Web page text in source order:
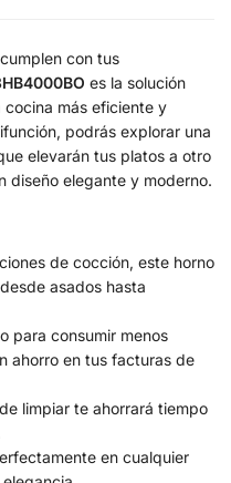
con tus
es la solución
más eficiente y
podrás explorar una
elevarán tus platos a otro
diseño elegante y moderno.
de cocción, este horno
asados hasta
para consumir menos
ahorro en tus facturas de
limpiar te ahorrará tiempo
en cualquier